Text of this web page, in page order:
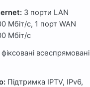
3 порти LAN
Мбіт/с, 1 порт WAN
Мбіт/с
всеспрямовані
Підтримка IPTV, IPv6,